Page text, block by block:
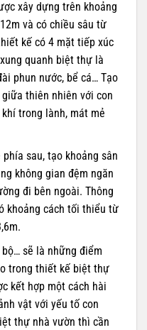
xây dựng trên khoảng
và có chiều sâu từ
kế có 4 mặt tiếp xúc
quanh biệt thự là
phun nước, bể cá… Tạo
thiên nhiên với con
trong lành, mát mẻ
sau, tạo khoảng sân
không gian đệm ngăn
đi bên ngoài. Thông
khoảng cách tối thiểu từ
sẽ là những điểm
trong thiết kế biệt thự
kết hợp một cách hài
vật với yếu tố con
thự nhà vườn thì cần